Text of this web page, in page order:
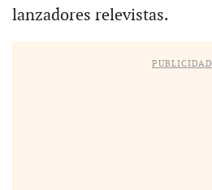
lanzadores relevistas.
PUBLICIDAD